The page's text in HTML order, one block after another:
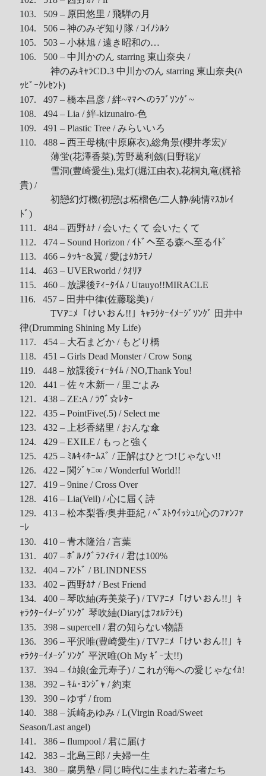
103. 509 – 原田悠里 / 飛騨の月
104. 506 – 神のみぞ知り隊 / ｺｲﾉｼﾙｼ
105. 503 – 小林旭 / 遠き昭和の…
106. 500 – 中川かのん starring 東山奈央 /
神のみｷｬﾗCD.3 中川かのん starring 東山奈央(ﾊ
ｯﾋﾟｰｸﾚｾﾝﾄ)
107. 497 – 橋本昌彦 / 絆~ﾏﾏへのﾗﾌﾞｿﾝｸﾞ~
108. 494 – Lia / 絆-kizunairo-色
109. 491 – Plastic Tree / みらいいろ
110. 488 – 西王母桃(中原麻衣),総角景(櫻井孝宏)/
薄蛍(花澤香菜),芳野葛利劔(日野聡)/
雪洞(豊崎愛生),鬼灯(堀江由衣),花桐丸竜(梶裕
貴) /
初戀幻灯機(初戀は柘榴色/二人静/純情ﾏｽｶﾚｲ
ﾄﾞ)
111. 484 – 西野ｶﾅ / 会いたくて 会いたくて
112. 474 – Sound Horizon / ｲﾄﾞへ至る森へ至るｲﾄﾞ
113. 466 – ﾀｯｷｰ&翼 / 愛はﾀｶﾗﾓﾉ
114. 463 – UVERworld / ｸｵﾘｱ
115. 460 – 放課後ﾃｨｰﾀｲﾑ / Utauyo!!MIRACLE
116. 457 – 田井中律(佐藤聡美) /
TVｱﾆﾒ「けいおん!!」ｷｬﾗｸﾀｰｲﾒｰｼﾞｿﾝｸﾞ 田井中
律(Drumming Shining My Life)
117. 454 – 大石まどか / もどり橋
118. 451 – Girls Dead Monster / Crow Song
119. 448 – 放課後ﾃｨｰﾀｲﾑ / NO,Thank You!
120. 441 – 佐々木新一 / 里ごよみ
121. 438 – ZE:A / ﾗｳﾞ☆ﾚﾀｰ
122. 435 – PointFive(.5) / Select me
123. 432 – 上杉香緒里 / おんな傘
124. 429 – EXILE / もっと強く
125. 425 – ﾐﾙｷｨﾎｰﾑｽﾞ / 正解はひとつ!じゃない!!
126. 422 – 関ｼﾞｬﾆ∞ / Wonderful World!!
127. 419 – 9nine / Cross Over
128. 416 – Lia(Veil) / 心に届く詩
129. 413 – 松本梨香/奥井亜紀 / ﾍﾞｽﾄｳｲｯｼｭ!/心のﾌｧﾝﾌｧ
ｰﾚ
130. 410 – 青木隆治 / 言葉
131. 407 – ﾎﾟﾙﾉｸﾞﾗﾌｨﾃｨ / 君は100%
132. 404 – ｱﾝﾄﾞ / BLINDNESS
133. 402 – 西野ｶﾅ / Best Friend
134. 400 – 琴吹紬(寿美菜子) / TVｱﾆﾒ「けいおん!!」ｷ
ｬﾗｸﾀｰｲﾒｰｼﾞｿﾝｸﾞ 琴吹紬(Diaryはﾌｫﾙﾃｼﾓ)
135. 398 – supercell / 君の知らない物語
136. 396 – 平沢唯(豊崎愛生) / TVｱﾆﾒ「けいおん!!」ｷ
ｬﾗｸﾀｰｲﾒｰｼﾞｿﾝｸﾞ 平沢唯(Oh My ｷﾞｰ太!!)
137. 394 – ｲｶ娘(金元寿子) / これが海への愛じゃなｲｶ!
138. 392 – ｷﾑ･ﾖﾝｼﾞｬ / 約束
139. 390 – ゆず / from
140. 388 – 浜崎あゆみ / L(Virgin Road/Sweet
Season/Last angel)
141. 386 – flumpool / 君に届け
142. 383 – 北島三郎 / 夫婦一生
143. 380 – 腐男塾 / 同じ時代に生まれた若者たち